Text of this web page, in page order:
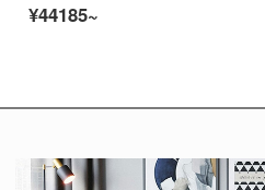
¥44185~